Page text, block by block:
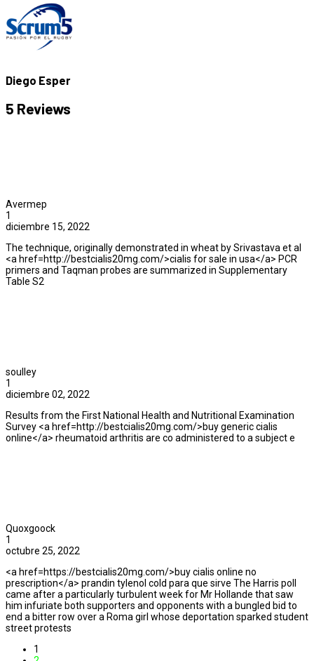
Diego Esper
5 Reviews
Avermep
1
diciembre 15, 2022
The technique, originally demonstrated in wheat by Srivastava et al
<a href=http://bestcialis20mg.com/>cialis for sale in usa</a> PCR
primers and Taqman probes are summarized in Supplementary
Table S2
soulley
1
diciembre 02, 2022
Results from the First National Health and Nutritional Examination
Survey <a href=http://bestcialis20mg.com/>buy generic cialis
online</a> rheumatoid arthritis are co administered to a subject e
Quoxgoock
1
octubre 25, 2022
<a href=https://bestcialis20mg.com/>buy cialis online no
prescription</a> prandin tylenol cold para que sirve The Harris poll
came after a particularly turbulent week for Mr Hollande that saw
him infuriate both supporters and opponents with a bungled bid to
end a bitter row over a Roma girl whose deportation sparked student
street protests
1